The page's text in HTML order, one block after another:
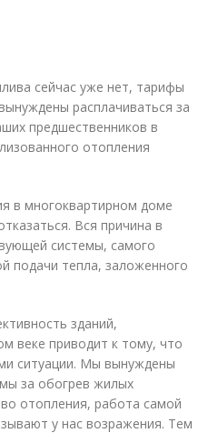
сейчас уже нет, тарифы
расплачиваться за
предшественников в
отопления
в многоквартирном доме
Вся причина в
системы, самого
подачи тепла, заложенного
зданий,
веке приводит к тому, что
ситуации. Мы вынуждены
за обогрев жилых
отопления, работа самой
у нас возражения. Тем